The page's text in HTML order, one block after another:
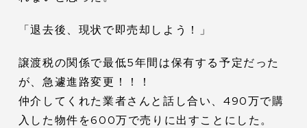
「退去後、現状で即売却しよう！」
譲渡税の関係で最低5年間は保有する予定だった
が、急遽進路変更！！！
仲介してくれた業者さんと話し合い、490万で購
入した物件を600万で売りに出すことにした。